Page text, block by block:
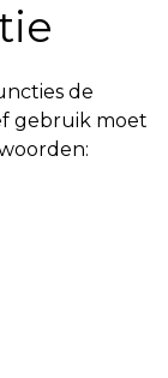
de
gebruik moet